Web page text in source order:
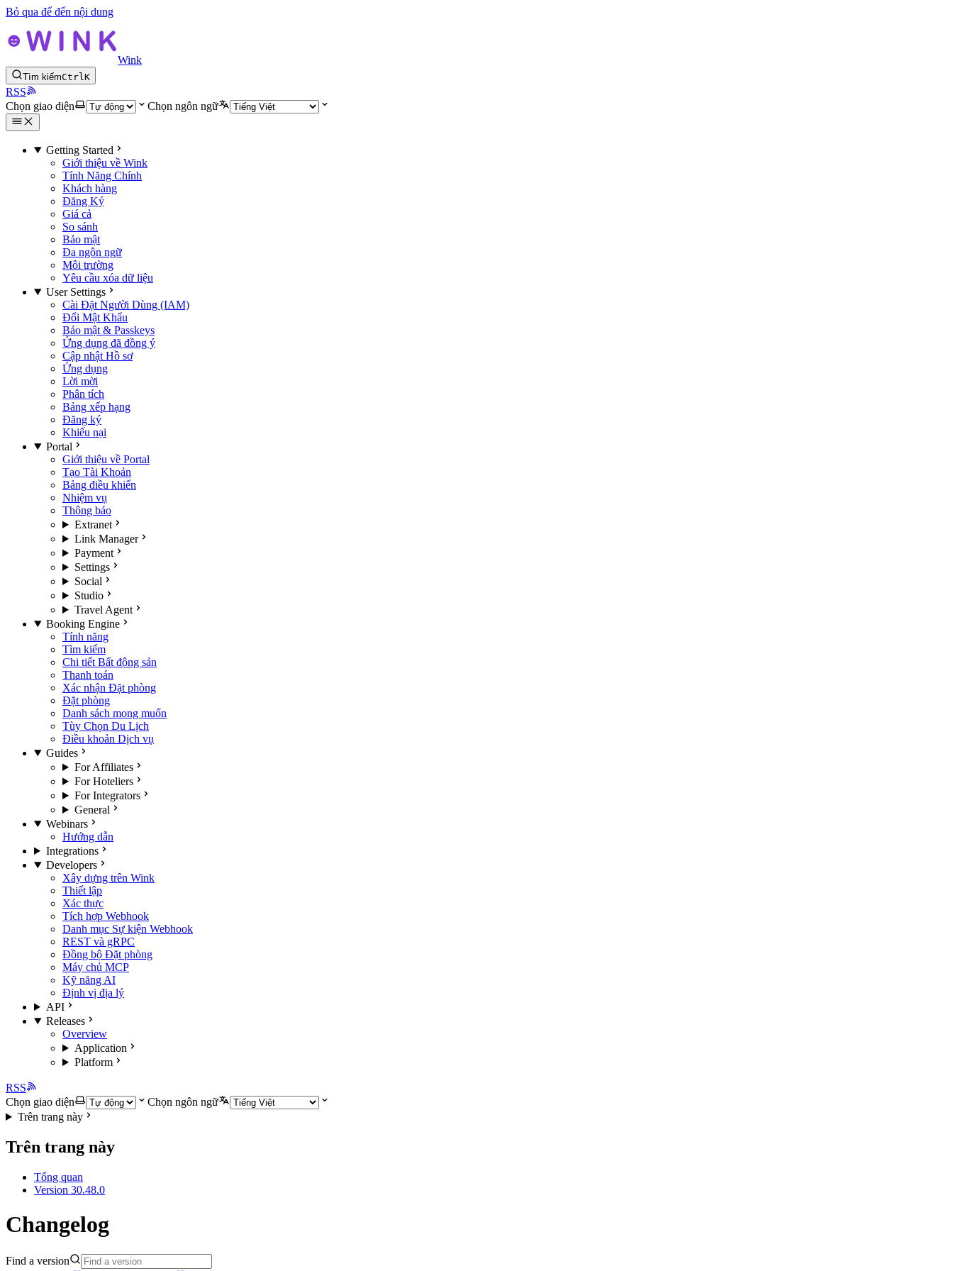
Bỏ qua để đến nội dung
Wink
Tìm kiếmCtrlK
RSS
Chọn giao diện
Chọn ngôn ngữ
Getting Started
Giới thiệu về Wink
Tính Năng Chính
Khách hàng
Đăng Ký
Giá cả
So sánh
Bảo mật
Đa ngôn ngữ
Môi trường
Yêu cầu xóa dữ liệu
User Settings
Cài Đặt Người Dùng (IAM)
Đổi Mật Khẩu
Bảo mật & Passkeys
Ứng dụng đã đồng ý
Cập nhật Hồ sơ
Ứng dụng
Lời mời
Phân tích
Bảng xếp hạng
Đăng ký
Khiếu nại
Portal
Giới thiệu về Portal
Tạo Tài Khoản
Bảng điều khiển
Nhiệm vụ
Thông báo
Extranet
Link Manager
Payment
Settings
Social
Studio
Travel Agent
Booking Engine
Tính năng
Tìm kiếm
Chi tiết Bất động sản
Thanh toán
Xác nhận Đặt phòng
Đặt phòng
Danh sách mong muốn
Tùy Chọn Du Lịch
Điều khoản Dịch vụ
Guides
For Affiliates
For Hoteliers
For Integrators
General
Webinars
Hướng dẫn
Integrations
Developers
Xây dựng trên Wink
Thiết lập
Xác thực
Tích hợp Webhook
Danh mục Sự kiện Webhook
REST và gRPC
Đồng bộ Đặt phòng
Máy chủ MCP
Kỹ năng AI
Định vị địa lý
API
Releases
Overview
Application
Platform
RSS
Chọn giao diện
Chọn ngôn ngữ
Trên trang này
Trên trang này
Tổng quan
Version 30.48.0
Changelog
Find a version